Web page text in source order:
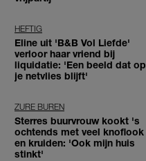
HEFTIG
Eline uit 'B&B Vol Liefde'
verloor haar vriend bij
liquidatie: 'Een beeld dat op
je netvlies blijft'
ZURE BUREN
Sterres buurvrouw kookt 's
ochtends met veel knoflook
en kruiden: 'Ook mijn huis
stinkt'